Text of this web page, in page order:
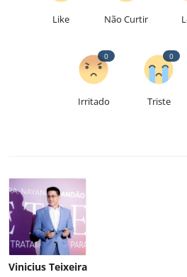
Like Não Curtir
Irritado
0
Triste
0
Vinicius Teixeira